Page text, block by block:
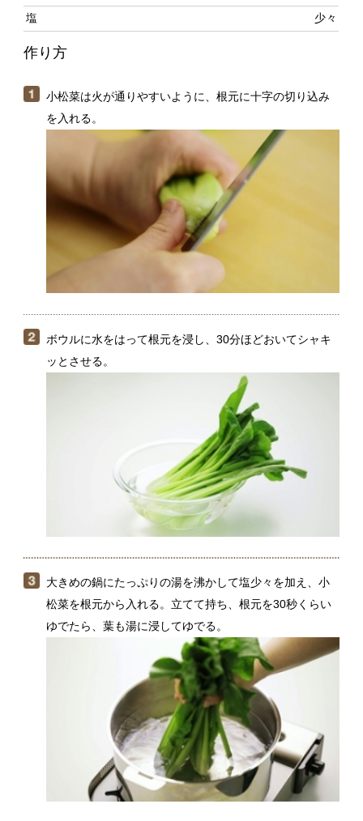
を入れる。
ボウルに水をはって根元を浸し、30分ほどおいてシャキ
ッとさせる。
大きめの鍋にたっぷりの湯を沸かして塩少々を加え、小
松菜を根元から入れる。立てて持ち、根元を30秒くらい
ゆでたら、葉も湯に浸してゆでる。
色が鮮やかになり、しんなりしたら手早く取り出し、
「陸（おか）上げ」にする（ザルに重ならないように広
げ、うちわなどであおいで冷ますこと）。